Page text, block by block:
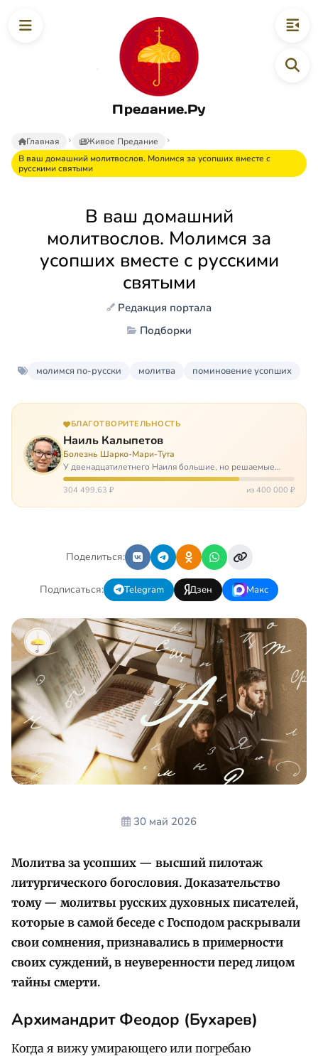
Предание.Ру
Главная
Живое Предание
В ваш домашний молитвослов. Молимся за усопших вместе с
русскими святыми
В ваш домашний
молитвослов. Молимся за
усопших вместе с русскими
святыми
Редакция портала
Подборки
молимся по-русски молитва поминовение усопших
БЛАГОТВОРИТЕЛЬНОСТЬ
Наиль Калыпетов
Болезнь Шарко-Мари-Тута
У двенадцатилетнего Наиля большие, но решаемые
проблемы. Он болен редкой болезнью, которая ставит
перед ним множество непростых задача, угрожая в
304 499,63 ₽ из 400 000 ₽
Поделиться:
Подписаться: Telegram Дзен Макс
30 май 2026
Молитва за усопших — высший пилотаж
литургического богословия. Доказательство
тому — молитвы русских духовных писателей,
которые в самой беседе с Господом раскрывали
свои сомнения, признавались в примерности
своих суждений, в неуверенности перед лицом
тайны смерти.
Архимандрит Феодор (Бухарев)
Когда я вижу умирающего или погребаю